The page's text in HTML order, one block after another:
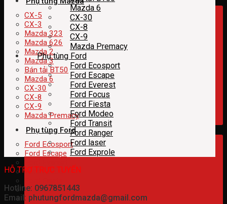
CX-5
CX-3
Mazda 323
Mazda 626
Mazda 2
Mazda 3
Bán tải BT50
Mazda 6
CX-30
CX-8
CX-9
Mazda Premacy
Phụ tùng Ford
Ford Ecosport
Ford Escape
Ford Focus
Ford Modeo
Ford Transit
Mazda 6
CX-30
CX-8
CX-9
Mazda Premacy
Phụ tùng Ford
Ford Ecosport
Ford Escape
Ford Everest
Ford Focus
Ford Fiesta
Ford Modeo
Ford Transit
Ford Ranger
Ford laser
Ford Exprole
HỖ TRỢ TRỰC TUYẾN
Hotline: 0967851443
Email: phutungfordmazda@gmail.com